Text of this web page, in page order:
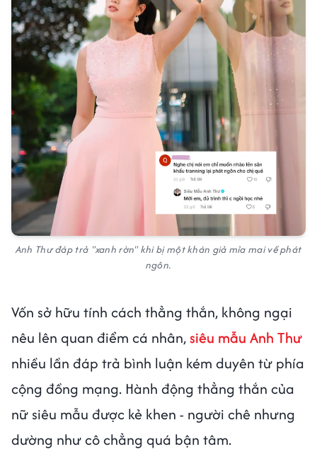
Anh Thư đáp trả "xanh rờn" khi bị một khán giả mỉa mai về phát
ngôn.
Vốn sở hữu tính cách thẳng thắn, không ngại
nêu lên quan điểm cá nhân, siêu mẫu Anh Thư
nhiều lần đáp trả bình luận kém duyên từ phía
cộng đồng mạng. Hành động thẳng thắn của
nữ siêu mẫu được kẻ khen - người chê nhưng
dường như cô chẳng quá bận tâm.